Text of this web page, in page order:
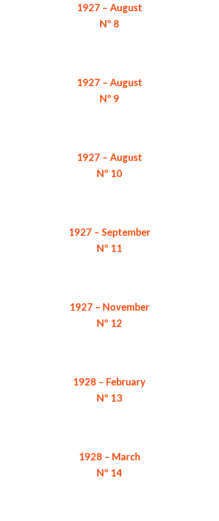
1927 – August
Nº 8
1927 – August
Nº 9
1927 – August
Nº 10
1927 – September
Nº 11
1927 – November
Nº 12
1928 – February
Nº 13
1928 – March
Nº 14